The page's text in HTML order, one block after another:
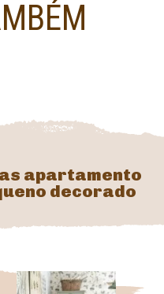
apartamento
decorado